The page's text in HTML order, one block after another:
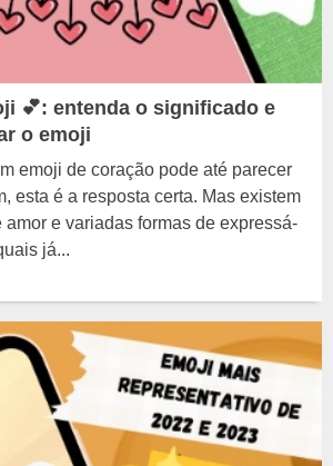
💕: entenda o significado e
o emoji
emoji de coração pode até parecer
esta é a resposta certa. Mas existem
amor e variadas formas de expressá-
já...